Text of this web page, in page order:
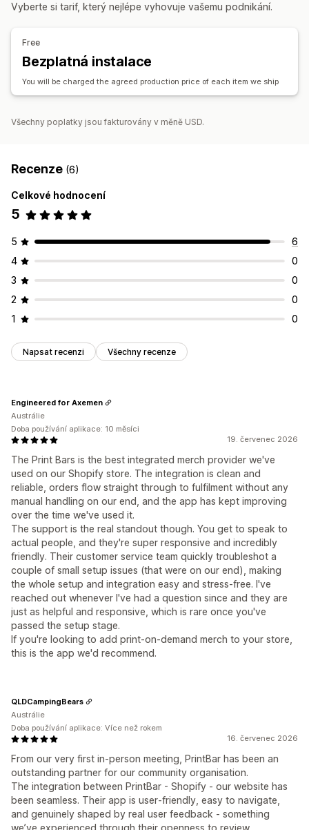
Možnosti dopravy
Ekologická doprava
Aktualizace v reálném čase
Sledování objednávek
Vyberte si tarif, který nejlépe vyhovuje vašemu podnikání.
Free
Bezplatná instalace
You will be charged the agreed production price of each item we ship
Všechny poplatky jsou fakturovány v měně USD.
Recenze (6)
Celkové hodnocení
5
5
6
4
0
3
0
2
0
1
0
Napsat recenzi Všechny recenze
19. červenec 2026
The Print Bars is the best integrated merch provider we've
used on our Shopify store. The integration is clean and
reliable, orders flow straight through to fulfilment without any
manual handling on our end, and the app has kept improving
over the time we've used it.
The support is the real standout though. You get to speak to
actual people, and they're super responsive and incredibly
friendly. Their customer service team quickly troubleshot a
couple of small setup issues (that were on our end), making
the whole setup and integration easy and stress-free. I've
reached out whenever I've had a question since and they are
just as helpful and responsive, which is rare once you've
passed the setup stage.
If you're looking to add print-on-demand merch to your store,
this is the app we'd recommend.
Engineered for Axemen
Austrálie
Doba používání aplikace: 10 měsíci
16. červenec 2026
From our very first in‑person meeting, PrintBar has been an
outstanding partner for our community organisation.
The integration between PrintBar - Shopify - our website has
been seamless. Their app is user‑friendly, easy to navigate,
and genuinely shaped by real user feedback - something
QLDCampingBears
Austrálie
Doba používání aplikace: Více než rokem